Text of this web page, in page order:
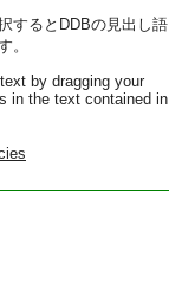
するとDDBの見出し語
。
by dragging your
in the text contained in